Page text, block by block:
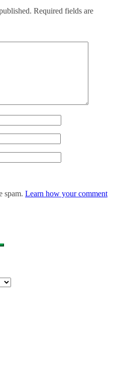
Required fields are
spam. Learn how your comment